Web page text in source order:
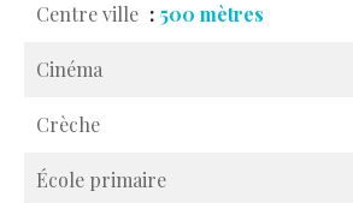
Centre ville 500 mètres
Cinéma
Crèche
École primaire